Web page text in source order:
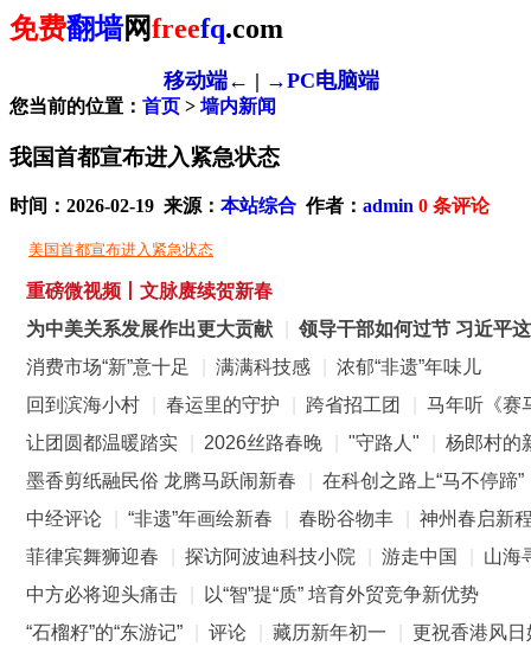
免费翻墙网freefq.com
移动端← | →PC电脑端
您当前的位置： 首页 > 墙内新闻
我国首都宣布进入紧急状态
时间：2026-02-19 来源： 本站综合 作者： admin 0 条评论
美国首都宣布进入紧急状态
重磅微视频丨文脉赓续贺新春
为中美关系发展作出更大贡献
领导干部如何过节 习近平
消费市场“新”意十足
满满科技感
浓郁“非遗”年味儿
回到滨海小村
春运里的守护 跨省招工团
马年听《赛
让团圆都温暖踏实
2026丝路春晚 "守路人"
杨郎村的
墨香剪纸融民俗 龙腾马跃闹新春
在科创之路上“马不停蹄”
中经评论
“非遗”年画绘新春 春盼谷物丰
神州春启新
菲律宾舞狮迎春
探访阿波迪科技小院 游走中国
山海
中方必将迎头痛击
以“智”提“质” 培育外贸竞争新优势
“石榴籽”的“东游记”
评论 藏历新年初一 更祝香港风日